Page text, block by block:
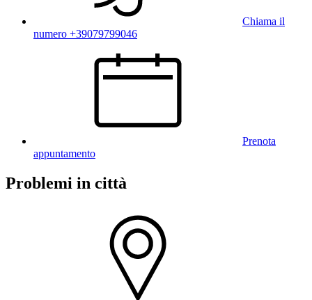
Chiama il
numero +39079799046
Prenota
appuntamento
Problemi in città